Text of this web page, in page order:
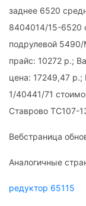
заднее 6520
8404014/15-6520
подрулевой
прайс: 10272 р.;
цена: 17249,47 р.;
1/40441/71
Ставрово ТС107-
Вебстраница
Аналогичные
редуктор 65115